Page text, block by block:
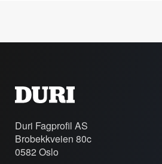
Duri Fagprofil AS
Brobekkveien 80c
0582 Oslo